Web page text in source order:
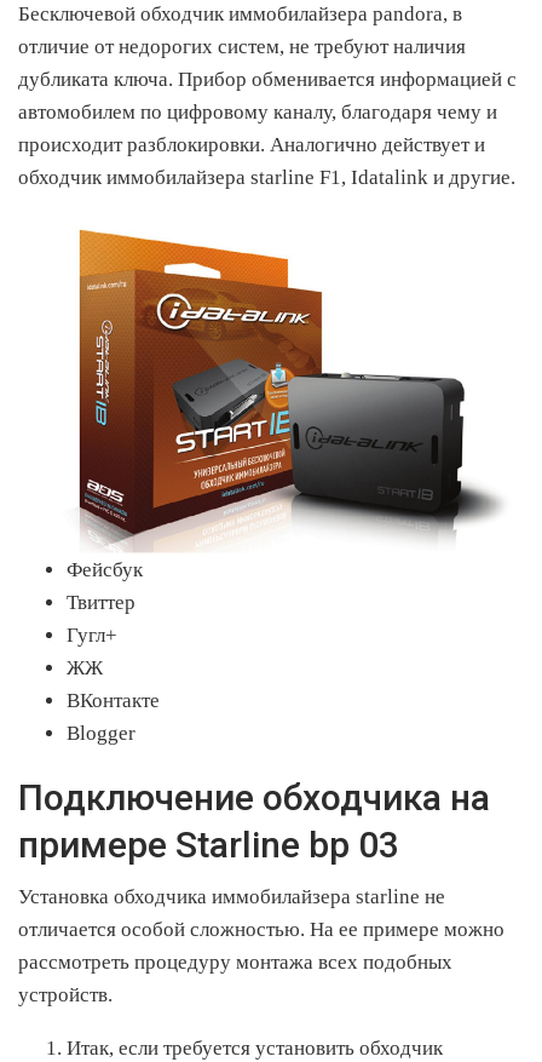
Бесключевой обходчик иммобилайзера pandora, в
отличие от недорогих систем, не требуют наличия
дубликата ключа. Прибор обменивается информацией с
автомобилем по цифровому каналу, благодаря чему и
происходит разблокировки. Аналогично действует и
обходчик иммобилайзера starline F1, Idatalink и другие.
Фейсбук
Твиттер
Гугл+
ЖЖ
ВКонтакте
Blogger
Подключение обходчика на
примере Starline bp 03
Установка обходчика иммобилайзера starline не
отличается особой сложностью. На ее примере можно
рассмотреть процедуру монтажа всех подобных
устройств.
Итак, если требуется установить обходчик